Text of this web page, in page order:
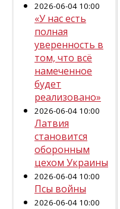
2026-06-04 10:00
«У нас есть
полная
уверенность в
том, что всё
намеченное
будет
реализовано»
2026-06-04 10:00
Латвия
становится
оборонным
цехом Украины
2026-06-04 10:00
Псы войны
2026-06-04 10:00